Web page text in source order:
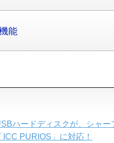
能
ハードディスクが、シャ
ICC PURIOS」に対応！